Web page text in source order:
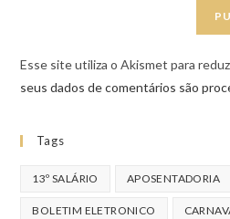
Esse site utiliza o Akismet para
seus dados de comentários são
Tags
13º SALÁRIO APOSENTADORIA
BOLETIM ELETRONICO